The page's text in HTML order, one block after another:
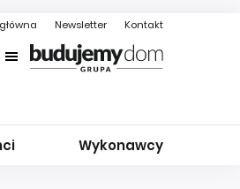
Newsletter Kontakt
Wykonawcy